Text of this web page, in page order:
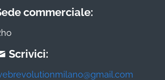
commerciale:
Scrivici: